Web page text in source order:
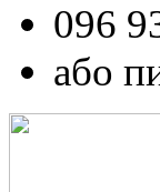
096
або